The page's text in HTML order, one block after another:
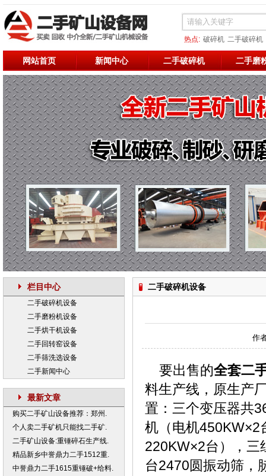
热点: 破碎机 二手破碎机
二手烘干机 二手破碎 二
网站首页 新闻中心 二手破碎机 二手磨
栏目中心
二手破碎机设备
二手磨粉机设备
二手烘干机设备
二手回转窑设备
二手筛洗选设备
二手新闻中心
最新文章
购买二手矿山设备推荐：郑州.
个人卖二手矿机只能找二手矿.
二手矿山设备:重锤碎石生产线.
精品新乡中誉鼎力二手1512重.
中誉鼎力二手1615重锤破+给料.
二手破碎机设备
作
要出售的全套二
料生产线，原生产
置：三个变压器共
机（电机450KW×2
220KW×2台），三
台2470圆振动筛，